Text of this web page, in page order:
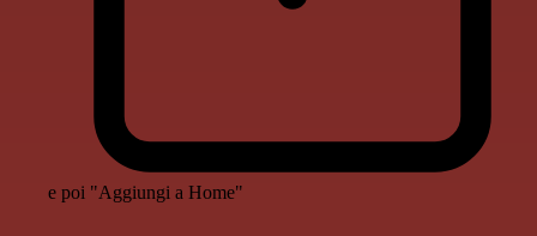
e poi "Aggiungi a Home"